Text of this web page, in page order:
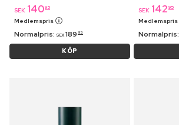
SEK 14095
Medlemspris
Normalpris: SEK 189 95
KÖP
SEK 142 95
Medlemspris
Normalpris: